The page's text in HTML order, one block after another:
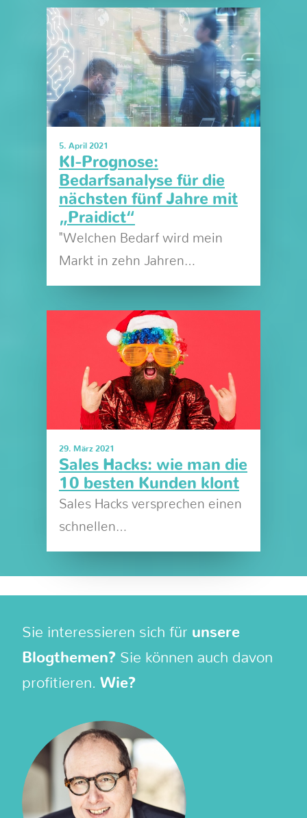
5. April 2021
KI-Prognose:
Bedarfsanalyse für die
nächsten fünf Jahre mit
„Praidict“
"Welchen Bedarf wird mein
Markt in zehn Jahren…
29. März 2021
Sales Hacks: wie man die
10 besten Kunden klont
Sales Hacks versprechen einen
schnellen…
Sie interessieren sich für unsere
Blogthemen? Sie können auch davon
profitieren. Wie?